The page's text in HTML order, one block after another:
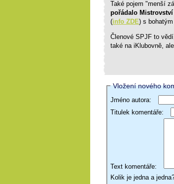
Také pojem "menší
pořádalo
(info ZDE) s
Členové SPJF to
také na iKlubovně,
Vložení nového
Jméno autora:
Titulek komentáře:
Text komentáře:
Kolik je jedna a